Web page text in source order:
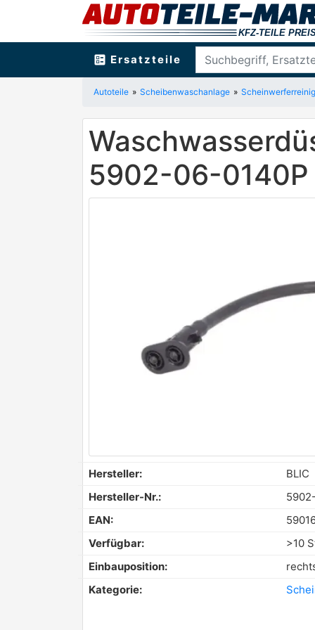
ballot Ersatzteile
Autoteile Scheibenwaschanlage
5902-06-0140P
Hersteller: BLIC
Hersteller-Nr.:
EAN:
Verfügbar:
>10
Einbauposition:
Kategorie: